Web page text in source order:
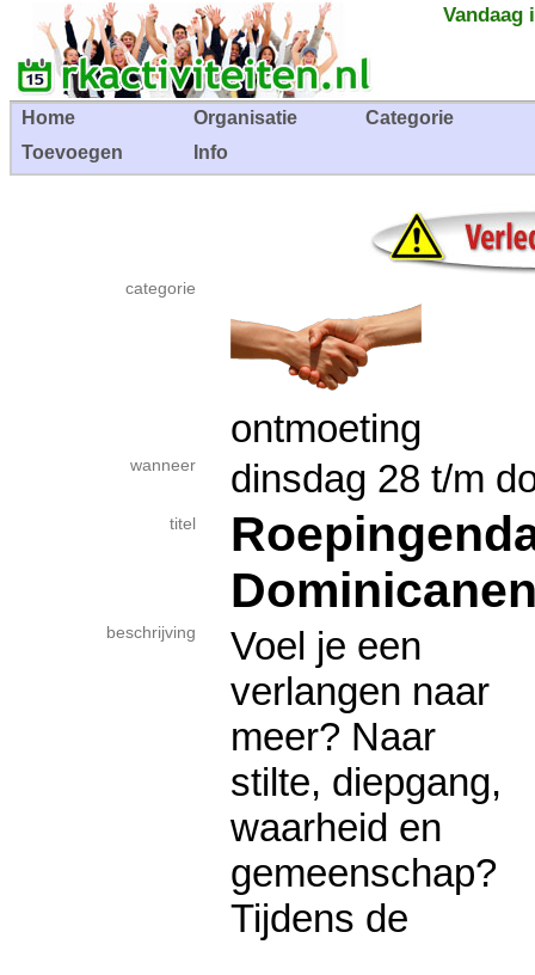
Vandaag
Home Organisatie
Categorie
Toevoegen
Info
categorie
ontmoeting
wanneer dinsdag 28 t/m
titel
beschrijving
Voel je een
verlangen naar
meer? Naar
stilte, diepgang,
waarheid en
gemeenschap?
Tijdens de